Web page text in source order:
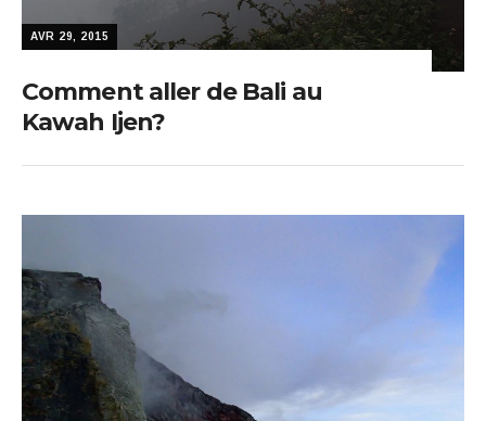
AVR 29, 2015
Comment aller de Bali au
Kawah Ijen?